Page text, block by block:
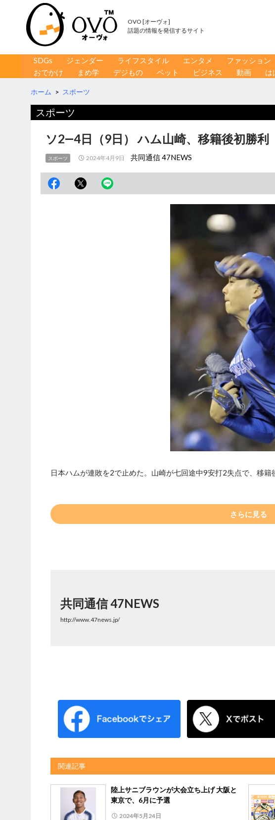
OVO [オーヴォ]
話題の情報を発信するサイト
コンテンツへ移動
SDGs ジェンダー ライフスタイル エンタメ ファッション
おでかけ
まめ学 デジもの ペット ビジネス 動画 は
ホーム > スポーツ
スポーツ
ソ2―4日（9日） ハム山崎、移籍後初勝利
スポーツ 2024年4月9日 共同通信 47NEWS
日本ハムが連敗を2で止めた。山崎が七回途中9安打2失点で、移
さらに見る
共同通信 47NEWS
http://www.47news.jp/
関連記事
陸上サニブラウンが大会立ち上げ 大阪と
東京で、6月に予選
2024年5月24日